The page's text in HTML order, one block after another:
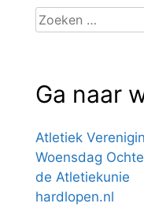
Zoeken
naar:
Ga naar
Atletiek
Woensdag
de Atletiekunie
hardlopen.nl